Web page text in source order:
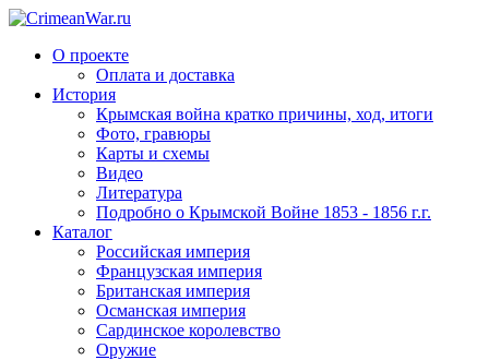
О проекте
Оплата и доставка
История
Крымская война кратко причины, ход, итоги
Фото, гравюры
Карты и схемы
Видео
Литература
Подробно о Крымской Войне 1853 - 1856 г.г.
Каталог
Российская империя
Французская империя
Британская империя
Османская империя
Сардинское королевство
Оружие